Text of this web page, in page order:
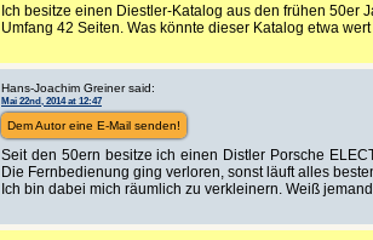
Ich besitze einen Diestler-Katalog aus den frühen 50er
Umfang 42 Seiten. Was könnte dieser Katalog etwa
Hans-Joachim Greiner said:
Mai 22nd, 2014 at 12:47
Dem Autor eine E-Mail senden!
Seit den 50ern besitze ich einen Distler Porsche
Die Fernbedienung ging verloren, sonst läuft alles
Ich bin dabei mich räumlich zu verkleinern. Weiß